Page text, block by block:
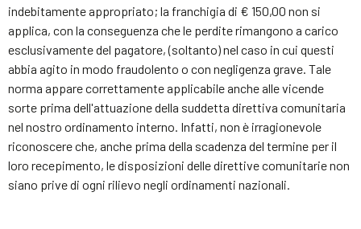
indebitamente appropriato; la franchigia di € 150,00 non si
applica, con la conseguenza che le perdite rimangono a carico
esclusivamente del pagatore, (soltanto) nel caso in cui questi
abbia agito in modo fraudolento o con negligenza grave. Tale
norma appare correttamente applicabile anche alle vicende
sorte prima dell'attuazione della suddetta direttiva comunitaria
nel nostro ordinamento interno. Infatti, non è irragionevole
riconoscere che, anche prima della scadenza del termine per il
loro recepimento, le disposizioni delle direttive comunitarie non
siano prive di ogni rilievo negli ordinamenti nazionali.